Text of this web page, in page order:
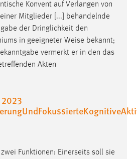
Konvent auf Verlangen von
Mitglieder [...] behandelnde
der Dringlichkeit den
in geeigneter Weise bekannt;
vermerkt er in den das
Akten
Funktionen: Einerseits soll sie